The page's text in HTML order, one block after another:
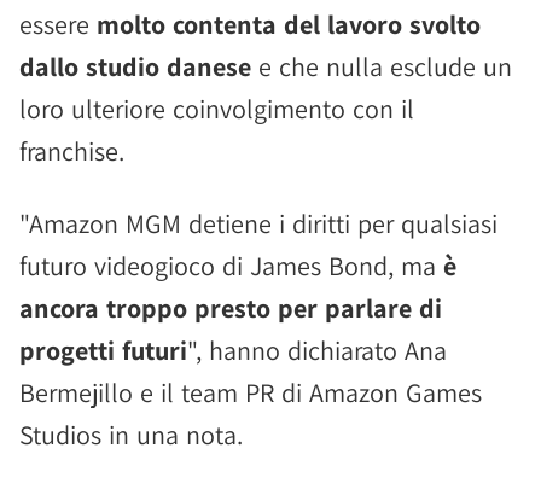
essere molto contenta del lavoro svolto
dallo studio danese e che nulla esclude un
loro ulteriore coinvolgimento con il
franchise.
"Amazon MGM detiene i diritti per qualsiasi
futuro videogioco di James Bond, ma è
ancora troppo presto per parlare di
progetti futuri", hanno dichiarato Ana
Bermejillo e il team PR di Amazon Games
Studios in una nota.